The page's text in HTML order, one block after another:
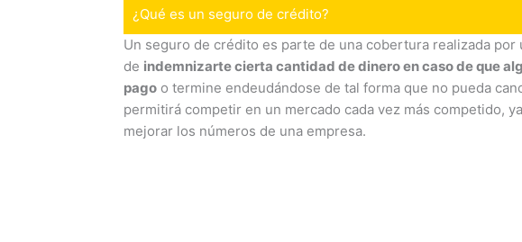
¿Qué es un seguro de crédito?
Un seguro de crédito es parte de una cobertura realizada por
de indemnizarte cierta cantidad de dinero en caso de que
pago o termine endeudándose de tal forma que no pueda
permitirá competir en un mercado cada vez más competido,
mejorar los números de una empresa.